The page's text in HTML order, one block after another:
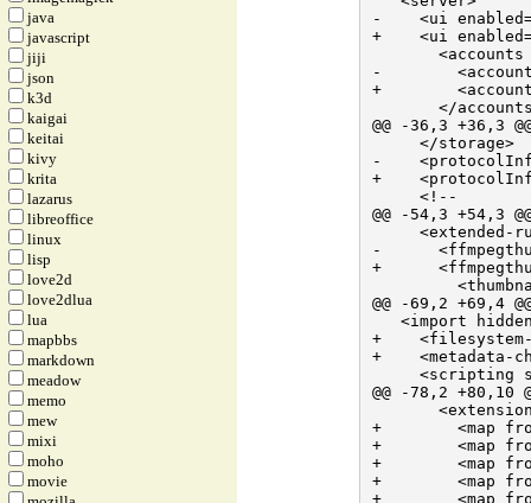
-    <ui
+    <ui
<accounts
-        <account
+        <account
</
@@ -36,3 +36,3
     </storage>
-
+
     <!--
@@ -54,3 +54,3
<extended-
-
+
@@ -69,2 +69,4
<import
+    <filesystem-
+    <metadata-
<scripting
@@ -78,2 +80,10
+        <map
+        <map
+        <map
+        <map
+        <map
java
javascript
jiji
json
k3d
kaigai
keitai
kivy
krita
lazarus
libreoffice
linux
lisp
love2d
love2dlua
lua
mapbbs
markdown
meadow
memo
mew
mixi
moho
movie